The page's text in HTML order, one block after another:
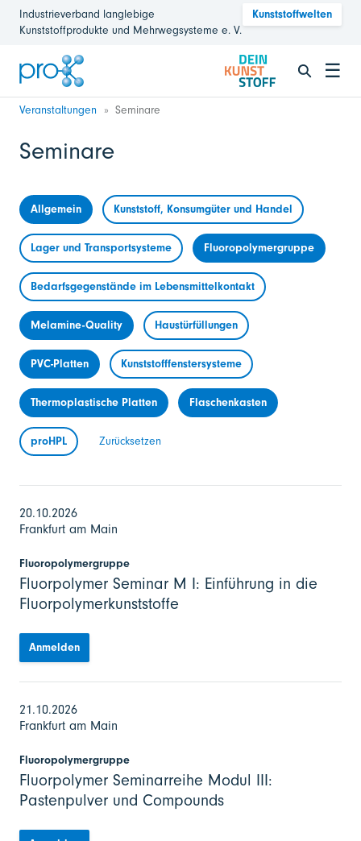
Industrieverband langlebige
Kunststoffprodukte und Mehrwegsysteme e. V.
Kunststoffwelten
☰
Veranstaltungen Seminare
Seminare
Allgemein Kunststoff, Konsumgüter und Handel
Lager und Transportsysteme Fluoropolymergruppe
Bedarfsgegenstände im Lebensmittelkontakt
Melamine-Quality Haustürfüllungen
PVC-Platten Kunststofffenstersysteme
Thermoplastische Platten Flaschenkasten
proHPL Zurücksetzen
20.10.2026
Frankfurt am Main
Fluoropolymergruppe
Fluorpolymer Seminar M I: Einführung in die
Fluorpolymerkunststoffe
Anmelden
21.10.2026
Frankfurt am Main
Fluoropolymergruppe
Fluorpolymer Seminarreihe Modul III:
Pastenpulver und Compounds